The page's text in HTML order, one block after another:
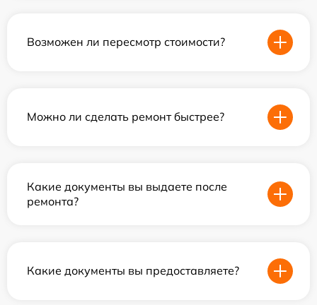
Возможен ли пересмотр стоимости?
Можно ли сделать ремонт быстрее?
Какие документы вы выдаете после
ремонта?
Какие документы вы предоставляете?